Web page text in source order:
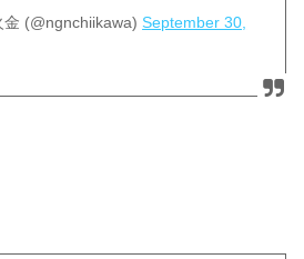
(@ngnchiikawa)September 30,